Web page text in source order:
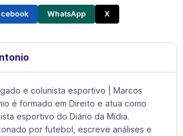
WhatsApp X
e colunista esportivo | Marcos
é formado em Direito e atua como
esportivo do Diário da Mídia.
por futebol, escreve análises e